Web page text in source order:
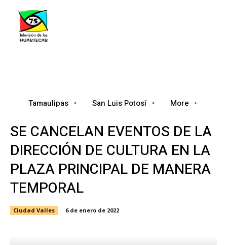
Tamaulipas San Luis Potosí More
SE CANCELAN EVENTOS DE LA
DIRECCIÓN DE CULTURA EN LA
PLAZA PRINCIPAL DE MANERA
TEMPORAL
Ciudad Valles 6 de enero de 2022